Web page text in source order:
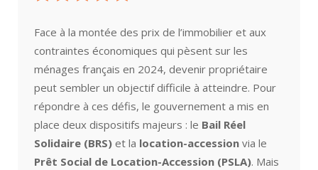
Face à la montée des prix de l’immobilier et aux
contraintes économiques qui pèsent sur les
ménages français en 2024, devenir propriétaire
peut sembler un objectif difficile à atteindre. Pour
répondre à ces défis, le gouvernement a mis en
place deux dispositifs majeurs : le Bail Réel
Solidaire (BRS) et la location-accession via le
Prêt Social de Location-Accession (PSLA). Mais